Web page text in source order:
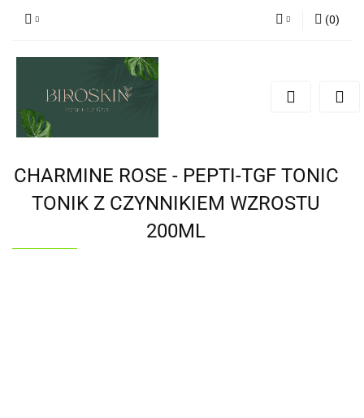
(0)
CHARMINE ROSE - PEPTI-TGF TONIC
TONIK Z CZYNNIKIEM WZROSTU
200ML